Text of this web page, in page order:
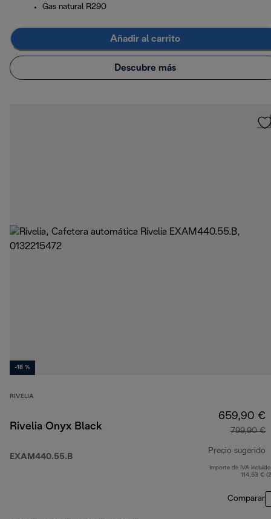
Gas natural R290
Añadir al carrito
Descubre más
-18 %
RIVELIA
Rivelia Onyx Black
EXAM440.55.B
659,90 €
799,90 €
Precio sugerido
Importe de IVA
114,53 €
Comparar